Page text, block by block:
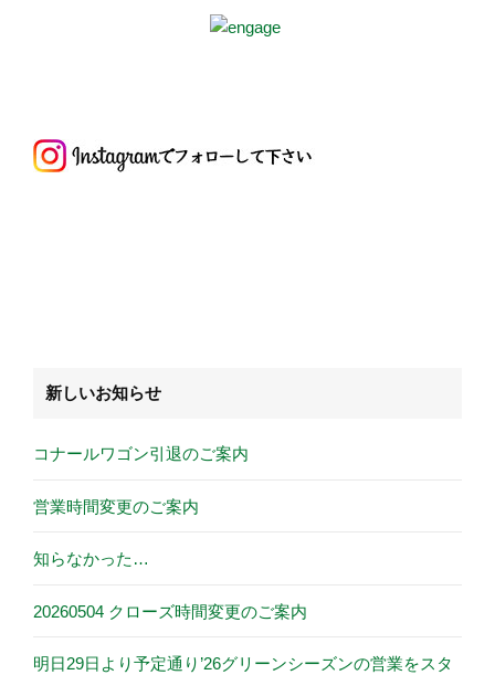
新しいお知らせ
コナールワゴン引退のご案内
営業時間変更のご案内
知らなかった…
20260504 クローズ時間変更のご案内
明日29日より予定通り’26グリーンシーズンの営業をスタ